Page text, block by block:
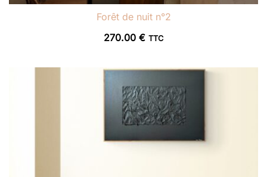
Forêt de nuit n°2
270.00 € TTC